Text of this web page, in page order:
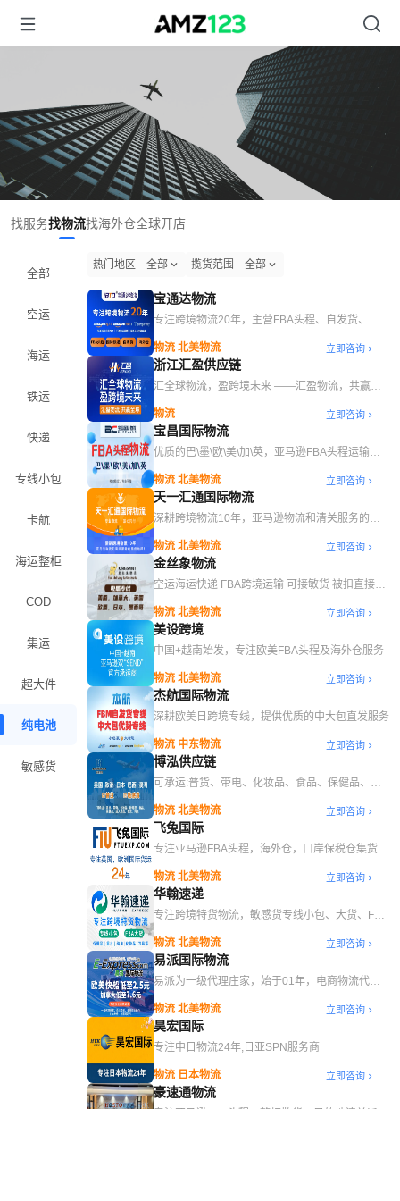
找服务找物流找海外仓全球开店
全部
空运
海运
铁运
快递
专线小包
卡航
海运整柜
COD
集运
超大件
纯电池
敏感货
热门地区 全部 揽货范围 全部
宝通达物流
专注跨境物流20年，主营FBA头程、自发货、国
物流 北美物流
立即咨询
浙江汇盈供应链
汇全球物流，盈跨境未来 ——汇盈物流，共赢全
物流
立即咨询
宝昌国际物流
优质的巴\墨\欧\美\加\英，亚马逊FBA头程运输服
物流 北美物流
立即咨询
天一汇通国际物流
深耕跨境物流10年，亚马逊物流和清关服务的最
物流 北美物流
立即咨询
金丝象物流
空运海运快递 FBA跨境运输 可接敏货 被扣直接赔
物流 北美物流
立即咨询
美设跨境
中国+越南始发，专注欧美FBA头程及海外仓服务
物流 北美物流 立即咨询
杰航国际物流
深耕欧美日跨境专线，提供优质的中大包直发服务
物流 中东物流 立即咨询
博泓供应链
可承运:普货、带电、化妆品、食品、保健品、成
物流 北美物流
立即咨询
飞兔国际
专注亚马逊FBA头程，海外仓，口岸保税仓集货等
物流 北美物流
立即咨询
华翰速递
专注跨境特货物流，敏感货专线小包、大货、FBA
物流 北美物流
立即咨询
易派国际物流
易派为一级代理庄家，始于01年，电商物流代名
物流 北美物流
立即咨询
昊宏国际
专注中日物流24年,日亚SPN服务商
物流 日本物流 立即咨询
豪速通物流